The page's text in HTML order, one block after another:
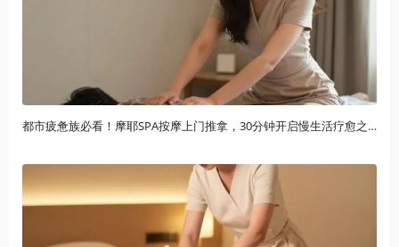
都市疲惫族必看！摩耶SPA按摩上门推拿，30分钟开启慢生活疗愈之旅